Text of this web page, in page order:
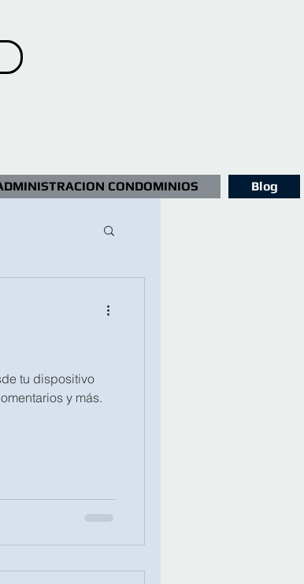
CONDOMINIOS Blog
tu dispositivo
y más.